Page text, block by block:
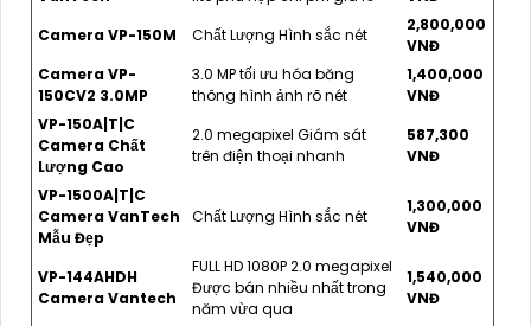
Camera VP-150M
Chất Lượng Hình sắc nét
2,800,000
VNĐ
Camera VP-
150CV2 3.0MP
3.0 MP tối ưu hóa băng
thông hình ảnh rõ nét
1,400,000
VNĐ
VP-150A|T|C
Camera Chất
Lượng Cao
2.0 megapixel Giám sát
trên điện thoại nhanh
587,300
VNĐ
VP-1500A|T|C
Camera VanTech
Mẫu Đẹp
Chất Lượng Hình sắc nét
1,300,000
VNĐ
VP-144AHDH
Camera Vantech
FULL HD 1080P 2.0 megapixel
Được bán nhiều nhất trong
năm vừa qua
1,540,000
VNĐ